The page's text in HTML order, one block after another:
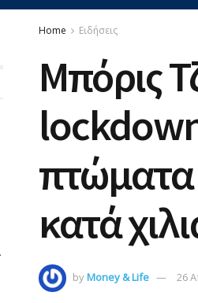
Home Ειδήσεις
Μπόρις
πτώματα
κατά
byMoney & Life 26